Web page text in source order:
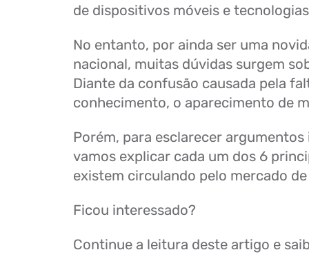
de dispositivos móveis e
No entanto, por ainda ser uma
nacional, muitas dúvidas surgem
Diante da confusão causada pela
conhecimento, o aparecimento de
Porém, para esclarecer
vamos explicar cada um dos 6
existem circulando pelo mercado
Ficou interessado?
Continue a leitura deste artigo e